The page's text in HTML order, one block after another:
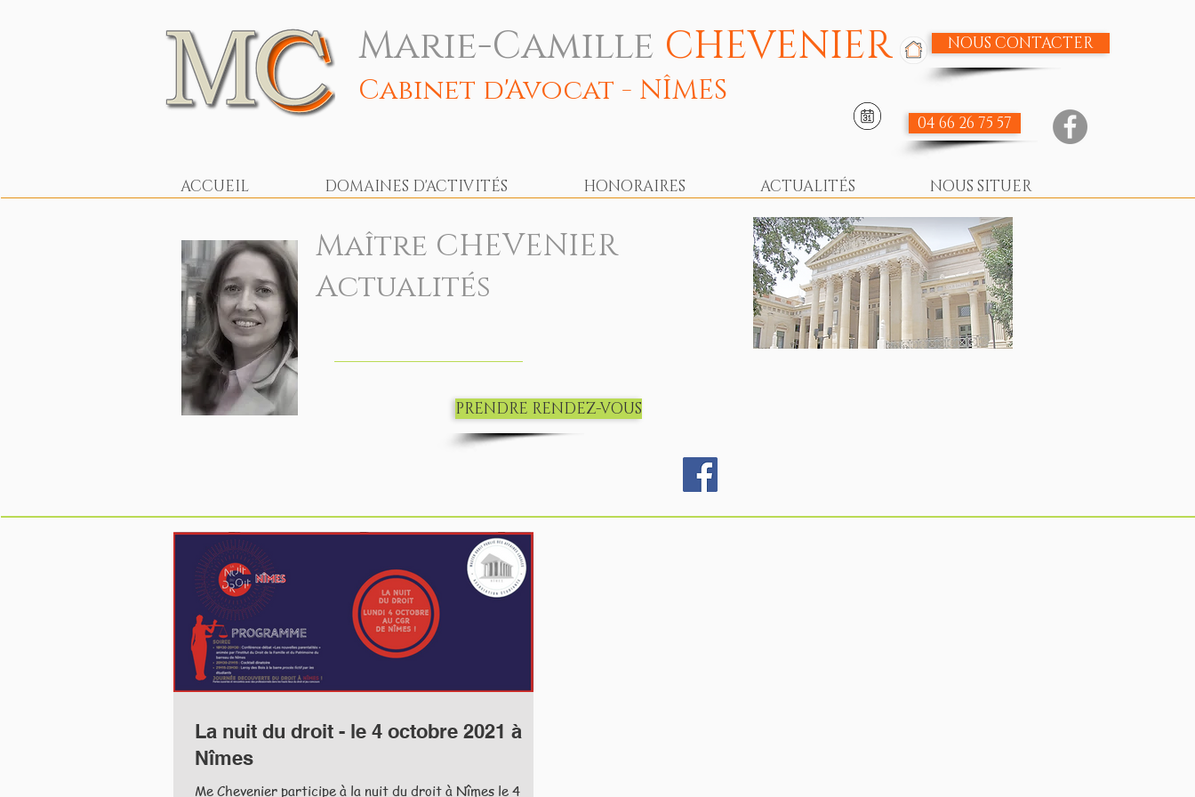
Marie-Camille CHEVENIER
Cabinet d'Avocat - NÎMES
04 66 26 75 57
NOUS CONTACTER
ACCUEIL DOMAINES D'ACTIVITÉS HONORAIRES ACTUALITÉS NOUS SITUER
Maître CHEVENIER
Actualités
PRENDRE RENDEZ-VOUS
La nuit du droit - le 4 octobre 2021 à
Nîmes
Me Chevenier participe à la nuit du droit à Nîmes le 4